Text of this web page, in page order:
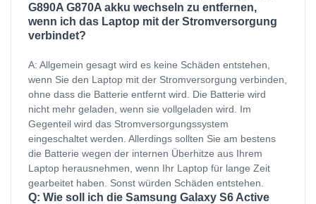
G890A G870A akku wechseln zu entfernen,
wenn ich das Laptop mit der Stromversorgung
verbindet?
A: Allgemein gesagt wird es keine Schäden entstehen,
wenn Sie den Laptop mit der Stromversorgung verbinden,
ohne dass die Batterie entfernt wird. Die Batterie wird
nicht mehr geladen, wenn sie vollgeladen wird. Im
Gegenteil wird das Stromversorgungssystem
eingeschaltet werden. Allerdings sollten Sie am bestens
die Batterie wegen der internen Überhitze aus Ihrem
Laptop herausnehmen, wenn Ihr Laptop für lange Zeit
gearbeitet haben. Sonst würden Schäden entstehen.
Q: Wie soll ich die Samsung Galaxy S6 Active